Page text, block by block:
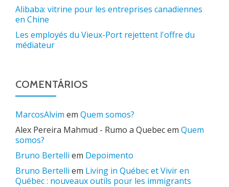
Alibaba: vitrine pour les entreprises canadiennes
en Chine
Les employés du Vieux-Port rejettent l'offre du
médiateur
COMENTÁRIOS
MarcosAlvim em Quem somos?
Alex Pereira Mahmud - Rumo a Quebecem Quem
somos?
Bruno Bertelli em Depoimento
Bruno Bertelli em Living in Québec et Vivir en
Québec : nouveaux outils pour les immigrants